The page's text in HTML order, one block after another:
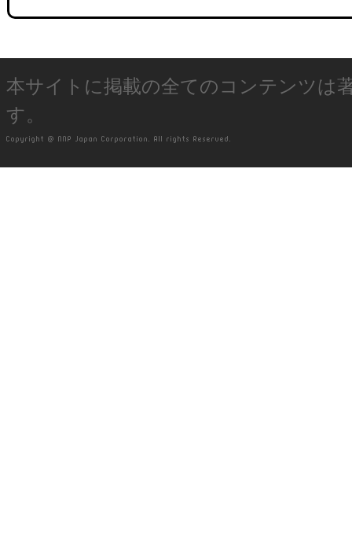
本サイトに掲載の全てのコンテンツは
す。